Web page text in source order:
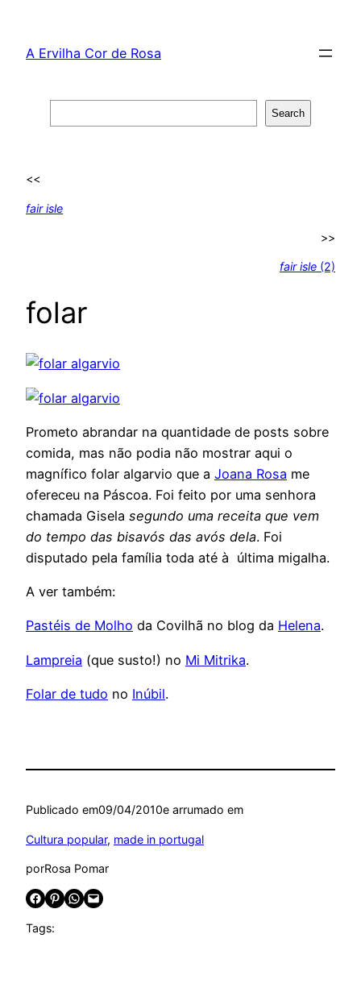
content
A Ervilha Cor de Rosa
Search
<<
fair isle
>>
fair isle (2)
folar
Prometo abrandar na quantidade de posts sobre
comida, mas não podia não mostrar aqui o
magnífico folar algarvio que a Joana Rosa me
ofereceu na Páscoa. Foi feito por uma senhora
chamada Gisela segundo uma receita que vem
do tempo das bisavós das avós dela. Foi
disputado pela família toda até à última migalha.
A ver também:
Pastéis de Molho da Covilhã no blog da Helena.
Lampreia (que susto!) no Mi Mitrika.
Folar de tudo no Inúbil.
Publicado em09/04/2010e arrumado em
Cultura popular, made in portugal
porRosa Pomar
Share on Facebook Share on Pinterest Share on WhatsApp Email this Page
Tags: